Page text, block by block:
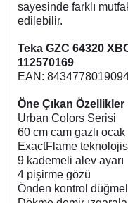
sayesinde farklı
edilebilir.
Teka GZC 64320
112570169
EAN:
Öne Çıkan Özellikler
Urban Colors Serisi
60 cm cam gazlı ocak
ExactFlame
9 kademeli alev ayarı
4 pişirme gözü
Önden kontrol